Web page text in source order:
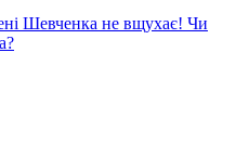
Шевченка не вщухає! Чи